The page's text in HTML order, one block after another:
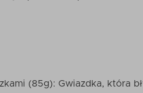
(85g): Gwiazdka, która